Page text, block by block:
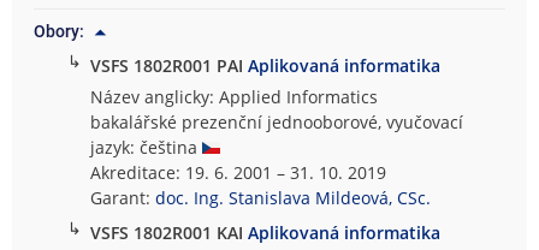
Obory:
↳ VSFS 1802R001 PAIAplikovaná informatika
Název anglicky: Applied Informatics
bakalářské prezenční jednooborové, vyučovací
jazyk: čeština
Akreditace: 19. 6. 2001 – 31. 10. 2019
Garant:doc. Ing. Stanislava Mildeová, CSc.
↳ VSFS 1802R001 KAIAplikovaná informatika